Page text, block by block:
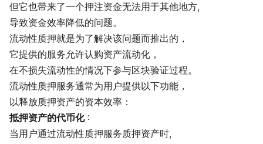
但它也带来了一个押注资金无法用于其他地方，
导致资金效率降低的问题。
流动性质押就是为了解决该问题而推出的，
它提供的服务允许认购资产流动化，
在不损失流动性的情况下参与区块验证过程。
流动性质押服务通常为用户提供以下功能，
以释放质押资产的资本效率：
抵押资产的代币化：
当用户通过流动性质押服务质押资产时，